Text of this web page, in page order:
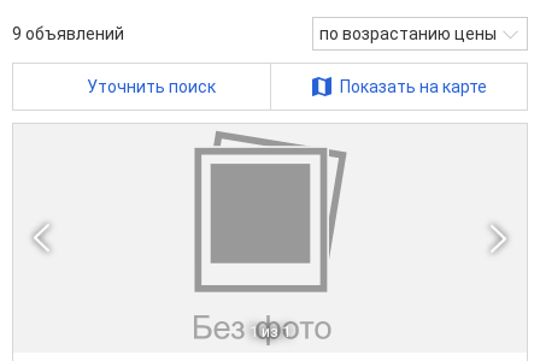
9 объявлений по возрастанию цены
Уточнить поиск Показать на карте
1 из 1